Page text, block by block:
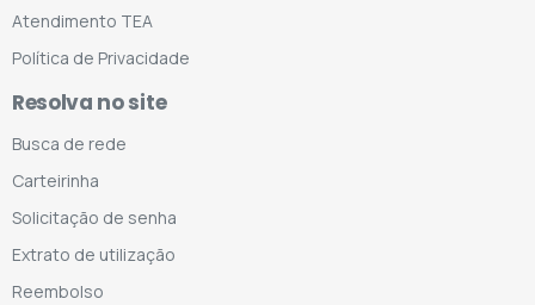
Atendimento TEA
Política de Privacidade
Resolva no site
Busca de rede
Carteirinha
Solicitação de senha
Extrato de utilização
Reembolso